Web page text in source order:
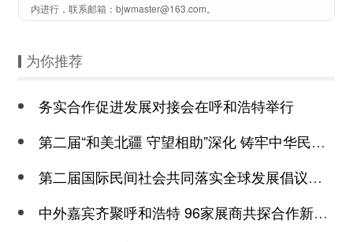
内进行，联系邮箱：bjwmaster@163.com。
为你推荐
务实合作促进发展对接会在呼和浩特举行
第二届“和美北疆 守望相助”深化 铸牢中华民族共同体意识宣传基层行活动启
第二届国际民间社会共同落实全球发展倡议交流大会开幕 肖捷作主旨讲话 弗拉
中外嘉宾齐聚呼和浩特 96家展商共探合作新路径